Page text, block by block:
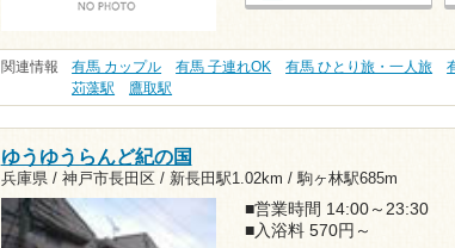
関連情報 有馬 カップル 有馬 子連れOK 有馬 ひとり旅・一人旅
苅藻駅
鷹取駅
ゆうゆうらんど紀の国
兵庫県 / 神戸市長田区 / 新長田駅1.02km / 駒ヶ林駅685m
■営業時間 14:00～23:30
■入浴料 570円～